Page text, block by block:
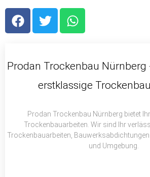
F
a
b
T
w
t
r
W
h
s
p
Prodan Trockenbau Nürnberg
erstklassige
Prodan Trockenbau Nürnberg bietet
Trockenbauarbeiten. Wir sind Ihr
Trockenbauarbeiten,
und Umgebung.